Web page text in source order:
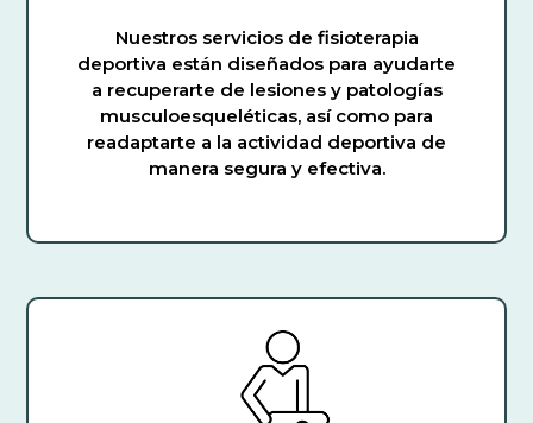
Nuestros servicios de fisioterapia
deportiva están diseñados para ayudarte
a recuperarte de lesiones y patologías
musculoesqueléticas, así como para
readaptarte a la actividad deportiva de
manera segura y efectiva.